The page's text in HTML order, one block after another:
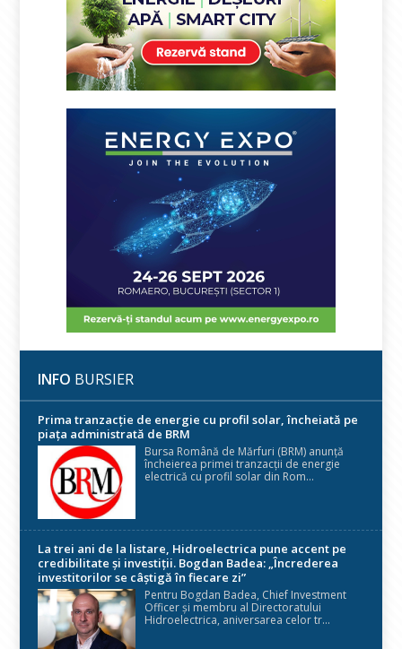
INFO BURSIER
Prima tranzacție de energie cu profil solar, încheiată pe
piața administrată de BRM
Bursa Română de Mărfuri (BRM) anunță
încheierea primei tranzacții de energie
electrică cu profil solar din Rom...
La trei ani de la listare, Hidroelectrica pune accent pe
credibilitate și investiții. Bogdan Badea: „Încrederea
investitorilor se câștigă în fiecare zi”
Pentru Bogdan Badea, Chief Investment
Officer și membru al Directoratului
Hidroelectrica, aniversarea celor tr...